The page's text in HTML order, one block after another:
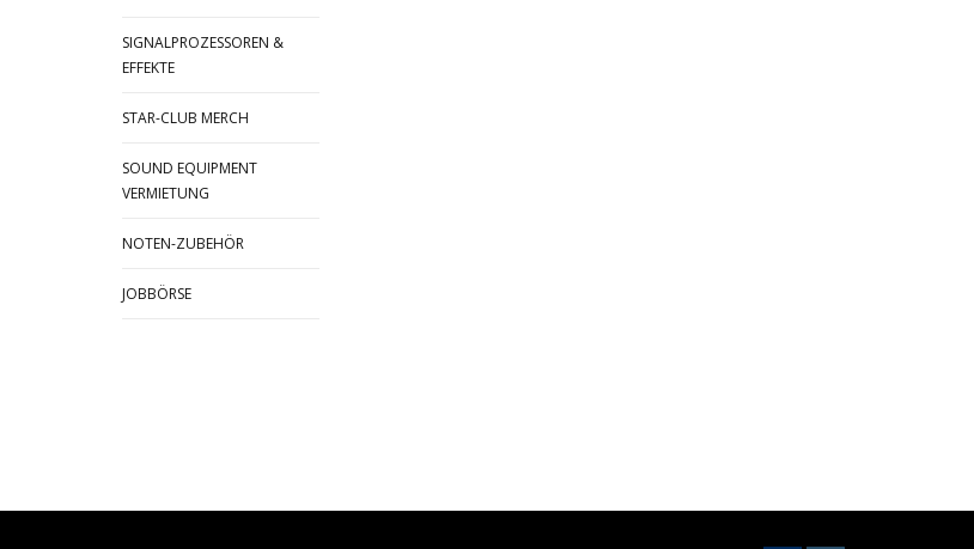
SIGNALPROZESSOREN &
EFFEKTE
STAR-CLUB MERCH
SOUND EQUIPMENT
VERMIETUNG
NOTEN-ZUBEHÖR
JOBBÖRSE